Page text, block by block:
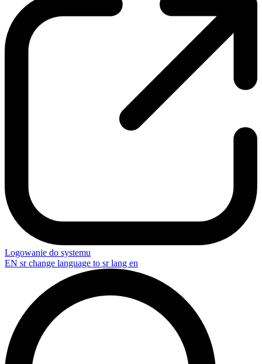
Logowanie do systemu
EN sr change language to sr lang en